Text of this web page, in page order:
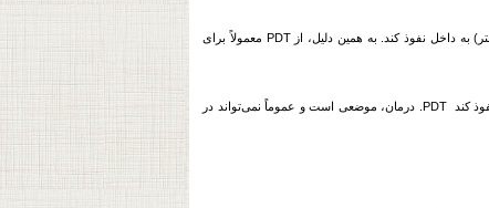
نور مورد نیاز برای فعال کردن بیشتر عامل حساس به نور نباید بیش‌تر از یک سوم اینچ (حدود یک سانتی‌متر) به داخل نفوذ کند. به همین دلیل، از PDT معمولاً برای
PDT همچنین در درمان تومورهای بزرگ، کم‌تر مؤثر است، چون که نور نمی‌تواند در اعماق این تومورها نفوذ کند PDT. درمان، موضعی است و عموماً نمی‌تواند در